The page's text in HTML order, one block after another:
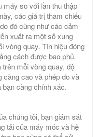
máy so với lần thu thập
các giá trị tham chiếu
đó cũng như các cảm
xuất ra một số xung
vòng quay. Tín hiệu đóng
cách được bao phủ.
mỗi vòng quay, độ
càng cao và phép đo và
càng chính xác.
chúng tôi, bạn giám sát
tải của máy móc và hệ